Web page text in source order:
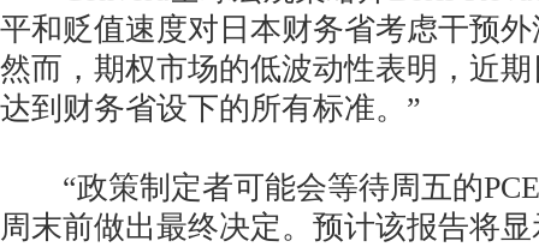
平和贬值速度对日本财务省考虑干预
然而，期权市场的低波动性表明，近
达到财务省设下的所有标准。”
“政策制定者可能会等待周五的
周末前做出最终决定。预计该报告将